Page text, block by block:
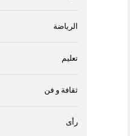
الرياضة
تعليم
ثقافة و فن
رأى